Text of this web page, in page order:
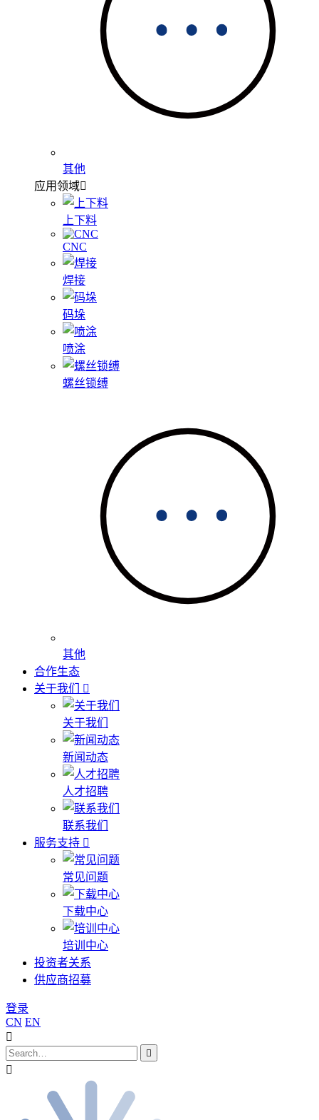
其他
应用领域
上下料
CNC
焊接
码垛
喷涂
螺丝锁缚
其他
合作生态
关于我们
关于我们
新闻动态
人才招聘
联系我们
服务支持
常见问题
下载中心
培训中心
投资者关系
供应商招募
登录
CN EN